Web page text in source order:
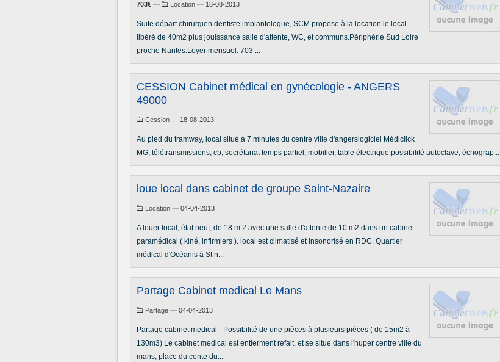
703€ — Location — 18-08-2013
Suite départ chirurgien dentiste implantologue, SCM propose à la location le local
libéré de 40m2 plus jouissance salle d'attente, WC, et communs.Périphérie Sud Loire
proche Nantes.Loyer mensuel: 703 ...
CESSION Cabinet médical en gynécologie - ANGERS
49000
Cession — 18-08-2013
Au pied du tramway, local situé à 7 minutes du centre ville d'angerslogiciel Médiclick
MG, télétransmissions, cb, secrétariat temps partiel, mobilier, table électrique.possibilité autoclave, échograp...
loue local dans cabinet de groupe Saint-Nazaire
Location — 04-04-2013
A louer local, état neuf, de 18 m 2 avec une salle d'attente de 10 m2 dans un cabinet
paramédical ( kiné, infirmiers ). local est climatisé et insonorisé en RDC. Quartier
médical d'Océanis à St n...
Partage Cabinet medical Le Mans
Partage — 04-04-2013
Partage cabinet medical - Possibilité de une pièces à plusieurs pièces ( de 15m2 à
130m3) Le cabinet medical est entierment refait, et se situe dans l'huper centre ville du
mans, place du conte du...